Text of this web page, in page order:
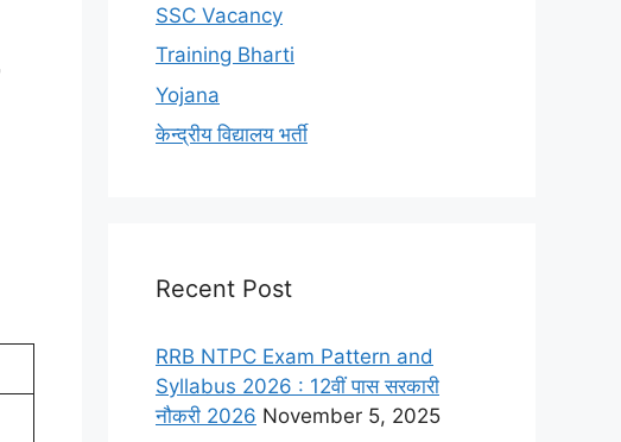
SSC Vacancy
Training Bharti
Yojana
केन्द्रीय विद्यालय भर्ती
Recent Post
RRB NTPC Exam Pattern and
Syllabus 2026 : 12वीं पास सरकारी
नौकरी 2026 November 5, 2025